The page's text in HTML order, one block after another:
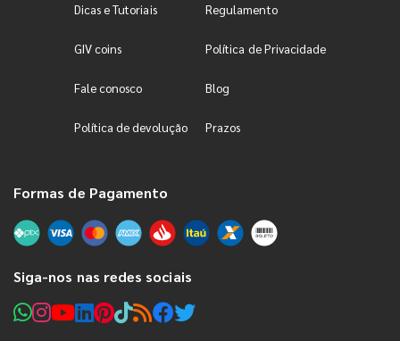
Dicas e Tutoriais Regulamento
GIV coins Política de Privacidade
Fale conosco Blog
Política de devolução Prazos
Formas de Pagamento
Siga-nos nas redes sociais